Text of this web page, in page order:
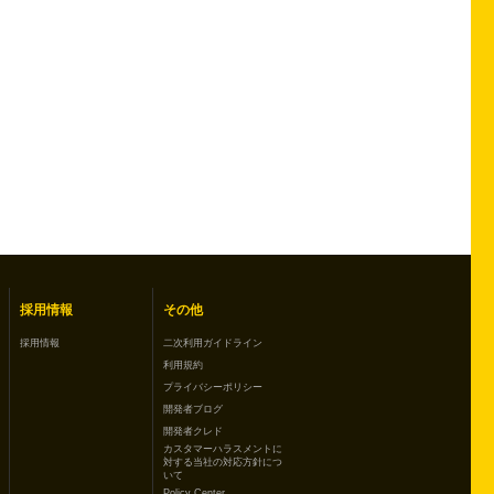
採用情報
採用情報
その他
二次利用ガイドライン
利用規約
プライバシーポリシー
開発者ブログ
開発者クレド
カスタマーハラスメントに
対する当社の対応方針につ
いて